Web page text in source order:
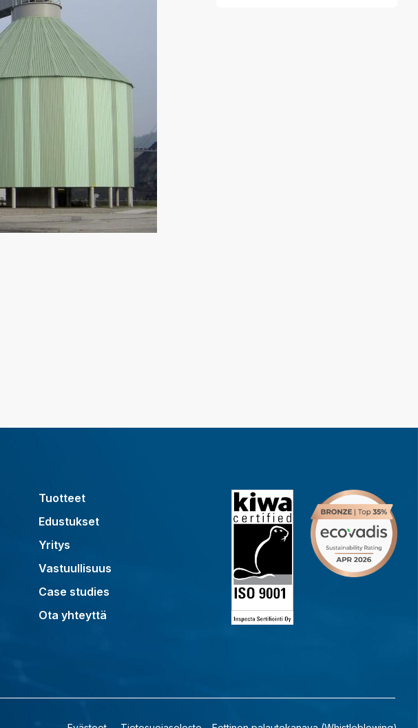
Tuotteet
Edustukset
Yritys
Vastuullisuus
Case studies
Ota yhteyttä